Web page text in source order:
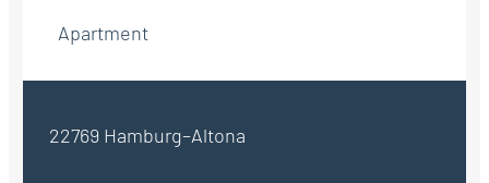
Apartment
22769 Hamburg–Altona